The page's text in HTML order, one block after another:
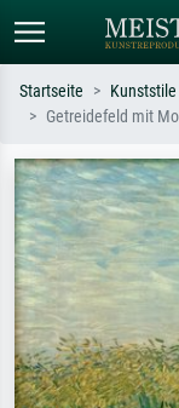
Suchen Sie nach
oder Stilen – z.B.
Sternennacht,
Hokusai,
Startseite Kunststile
Getreidefeld mit